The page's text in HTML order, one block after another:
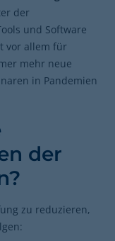
der
und Software
vor allem für
mehr neue
in Pandemien
der
zu reduzieren,